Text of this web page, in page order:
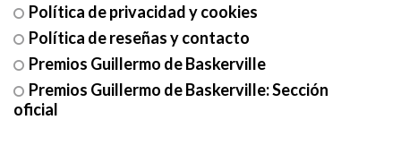
Política de privacidad y cookies
Política de reseñas y contacto
Premios Guillermo de Baskerville
Premios Guillermo de Baskerville: Sección
oficial